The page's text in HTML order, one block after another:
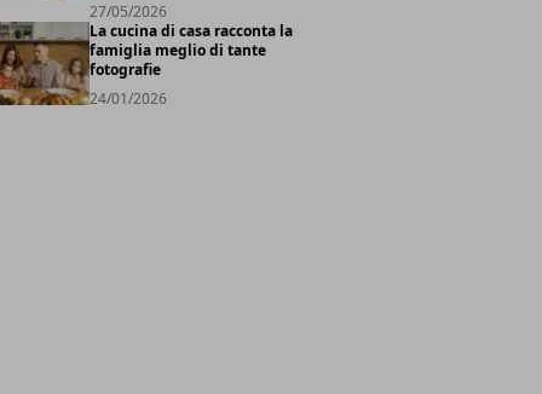
27/05/2026
La cucina di casa racconta la
famiglia meglio di tante
fotografie
24/01/2026